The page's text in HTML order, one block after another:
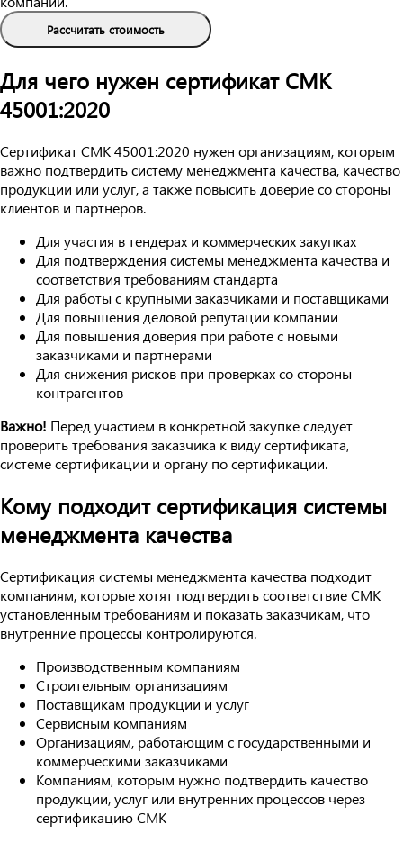
Рассчитать стоимость
Для чего нужен сертификат СМК
45001:2020
Сертификат СМК 45001:2020 нужен организациям, которым
важно подтвердить систему менеджмента качества, качество
продукции или услуг, а также повысить доверие со стороны
клиентов и партнеров.
Для участия в тендерах и коммерческих закупках
Для подтверждения системы менеджмента качества и
соответствия требованиям стандарта
Для работы с крупными заказчиками и поставщиками
Для повышения деловой репутации компании
Для повышения доверия при работе с новыми
заказчиками и партнерами
Для снижения рисков при проверках со стороны
контрагентов
Важно! Перед участием в конкретной закупке следует
проверить требования заказчика к виду сертификата,
системе сертификации и органу по сертификации.
Кому подходит сертификация системы
менеджмента качества
Сертификация системы менеджмента качества подходит
компаниям, которые хотят подтвердить соответствие СМК
установленным требованиям и показать заказчикам, что
внутренние процессы контролируются.
Производственным компаниям
Строительным организациям
Поставщикам продукции и услуг
Сервисным компаниям
Организациям, работающим с государственными и
коммерческими заказчиками
Компаниям, которым нужно подтвердить качество
продукции, услуг или внутренних процессов через
сертификацию СМК